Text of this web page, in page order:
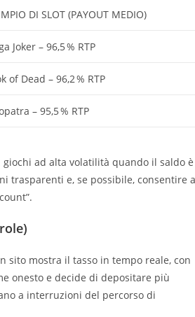
DI SLOT (PAYOUT MEDIO)
Joker – 96,5 % RTP
of Dead – 96,2 % RTP
– 95,5 % RTP
ad alta volatilità quando il saldo è
trasparenti e, se possibile, consentire
sito mostra il tasso in tempo reale, con
onesto e decide di depositare più
a interruzioni del percorso di